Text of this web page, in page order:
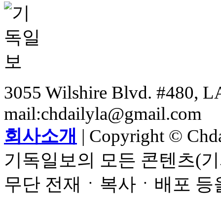
3055 Wilshire Blvd. #480,
mail:chdailyla@gmail.com
회사소개 | Copyright ©
기독일보의 모든 콘텐츠(
무단 전재ㆍ복사ㆍ배포 등